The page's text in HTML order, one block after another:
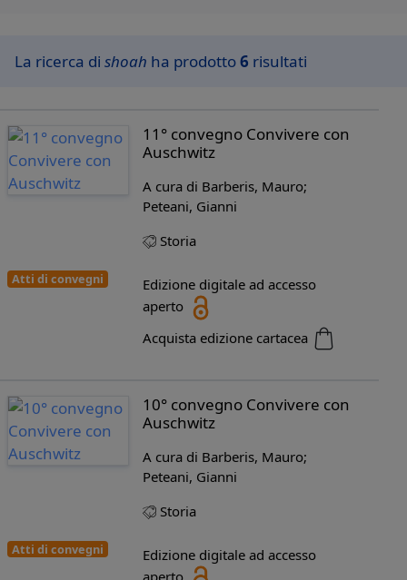
La ricerca di shoah ha prodotto6 risultati
Atti di convegni
11° convegno Convivere con
Auschwitz
A cura di Barberis, Mauro;
Peteani, Gianni
Storia
Edizione digitale ad accesso
aperto
Acquista edizione cartacea
Atti di convegni
10° convegno Convivere con
Auschwitz
A cura di Barberis, Mauro;
Peteani, Gianni
Storia
Edizione digitale ad accesso
aperto